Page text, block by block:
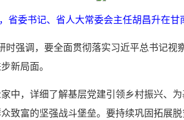
省委书记、省人大常委会主任胡昌升在甘
强调，要全面贯彻落实习近平总书记
新局面。
中，详细了解基层党建引领乡村振兴、
致富的坚强战斗堡垒。要持续巩固拓展